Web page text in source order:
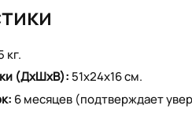
кг.
(ДхШхВ): 51х24х16 см.
6 месяцев (подтверждает